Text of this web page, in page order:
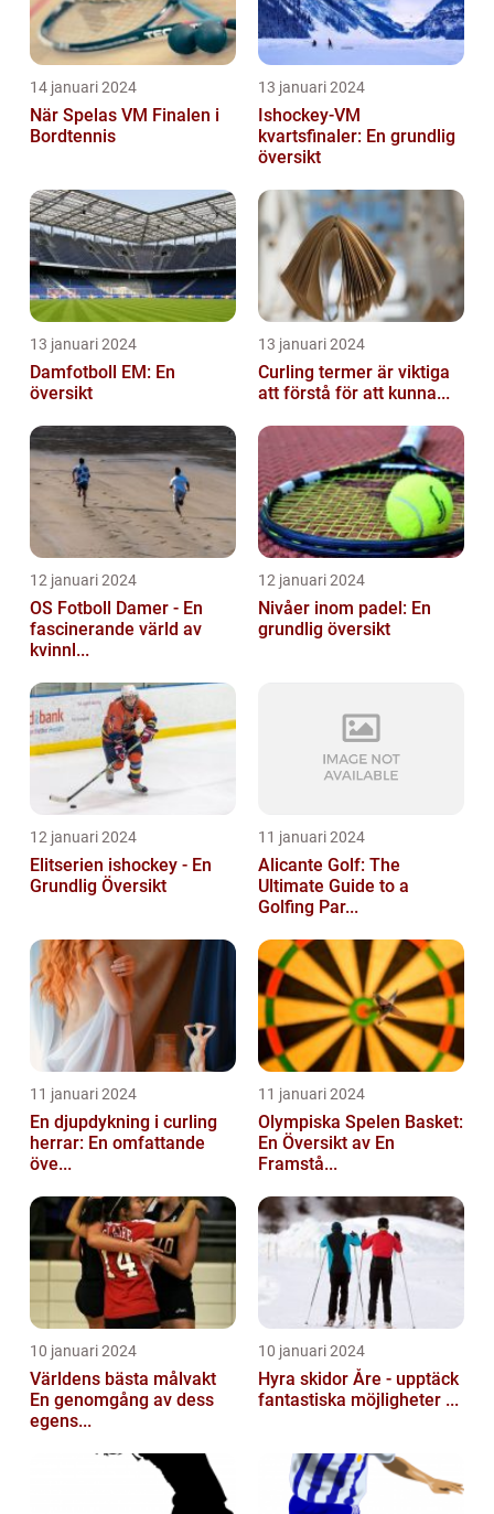
14 januari 2024
När Spelas VM Finalen i
Bordtennis
13 januari 2024
Ishockey-VM
kvartsfinaler: En grundlig
översikt
13 januari 2024
Damfotboll EM: En
översikt
13 januari 2024
Curling termer är viktiga
att förstå för att kunna...
12 januari 2024
OS Fotboll Damer - En
fascinerande värld av
kvinnl...
12 januari 2024
Nivåer inom padel: En
grundlig översikt
12 januari 2024
Elitserien ishockey - En
Grundlig Översikt
11 januari 2024
Alicante Golf: The
Ultimate Guide to a
Golfing Par...
11 januari 2024
En djupdykning i curling
herrar: En omfattande
öve...
11 januari 2024
Olympiska Spelen Basket:
En Översikt av En
Framstå...
10 januari 2024
Världens bästa målvakt
En genomgång av dess
egens...
10 januari 2024
Hyra skidor Åre - upptäck
fantastiska möjligheter ...